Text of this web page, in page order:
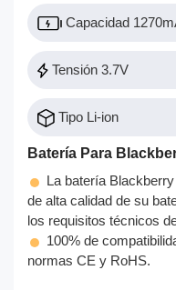
Capacidad
Tensión 3.7V
Tipo Li-ion
Batería Para
La batería
de alta calidad de su
los requisitos técnicos
100% de
normas CE y RoHS.